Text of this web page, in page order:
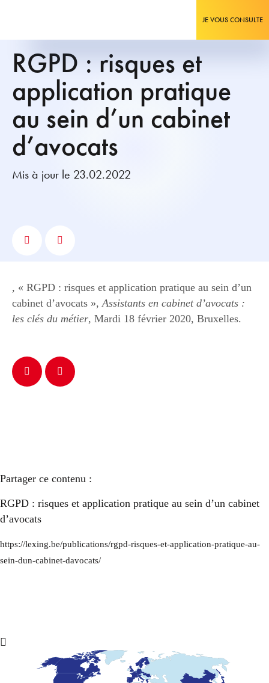
JE VOUS CONSULTE
RGPD : risques et
application pratique
au sein d’un cabinet
d’avocats
Mis à jour le 23.02.2022
, « RGPD : risques et application pratique au sein d’un
cabinet d’avocats »,Assistants en cabinet d’avocats :
les clés du métier, Mardi 18 février 2020, Bruxelles.
Partager ce contenu :
RGPD : risques et application pratique au sein d’un cabinet
d’avocats
https://lexing.be/publications/rgpd-risques-et-application-pratique-au-
sein-dun-cabinet-davocats/